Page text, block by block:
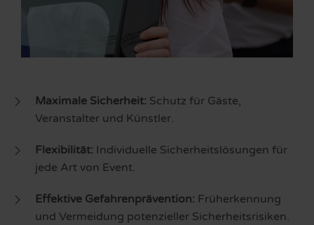
Maximale Sicherheit: Schutz für Gäste,
Veranstalter und Künstler.
Flexibilität: Individuelle Sicherheitslösungen für
jede Art von Event.
Effektive Gefahrenprävention: Früherkennung
und Vermeidung potenzieller Sicherheitsrisiken.